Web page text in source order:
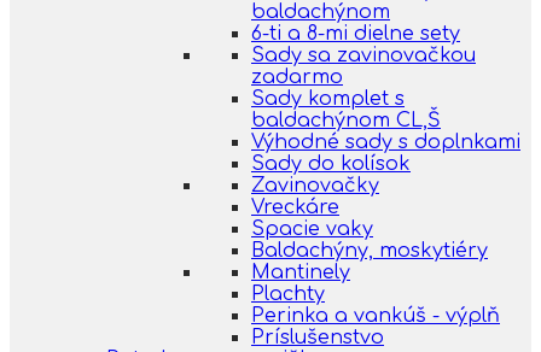
baldachýnom
6-ti a 8-mi dielne sety
Sady sa zavinovačkou
zadarmo
Sady komplet s
baldachýnom CL,Š
Výhodné sady s doplnkami
Sady do kolísok
Zavinovačky
Vreckáre
Spacie vaky
Baldachýny, moskytiéry
Mantinely
Plachty
Perinka a vankúš - výplň
Príslušenstvo